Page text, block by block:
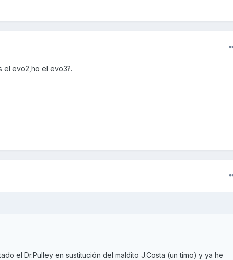
el evo2,ho el evo3?.
el Dr.Pulley en sustitución del maldito J.Costa (un timo) y ya he